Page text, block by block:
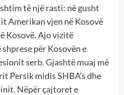
të një rasti: në gusht
Amerikan vjen në Kosovë
Kosovë. Ajo vizitë
për Kosovën e
serb. Gjashtë muaj më
Persik midis SHBA’s dhe
Nëpër çajtoret e